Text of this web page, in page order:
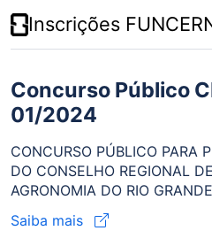
Inscrições
Concurso Público
01/2024
CONCURSO PÚBLICO PARA
DO CONSELHO REGIONAL
AGRONOMIA DO RIO
Saiba mais